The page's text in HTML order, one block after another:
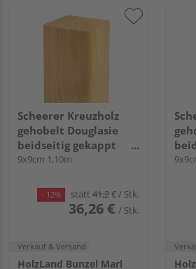
Scheerer Kreuzholz
gehobelt Douglasie
beidseitig gekappt
transparent lasiert -
9x9cm 1,10m
- 12% statt 41,2€/ Stk.
36,26 € / Stk.
Verkauf & Versand
HolzLand Bunzel Marl